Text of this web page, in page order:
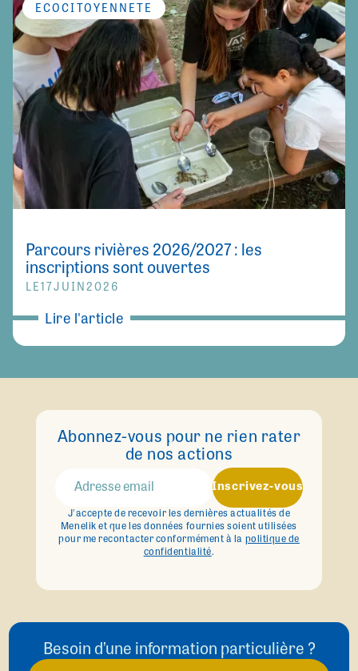
ÉCOCITOYENNETÉ
Parcours rivières 2026/2027 : les
inscriptions sont ouvertes
LE17JUIN 2026
Lire l'article
Abonnez-vous pour ne rien rater
de nos actions
Inscrivez-vous
J'accepte de recevoir les dernières actualités de
Menelik et que les données fournies soient utilisées
pour me recontacter conformément à la politique de
confidentialité.
Besoin d’une information particulière ?